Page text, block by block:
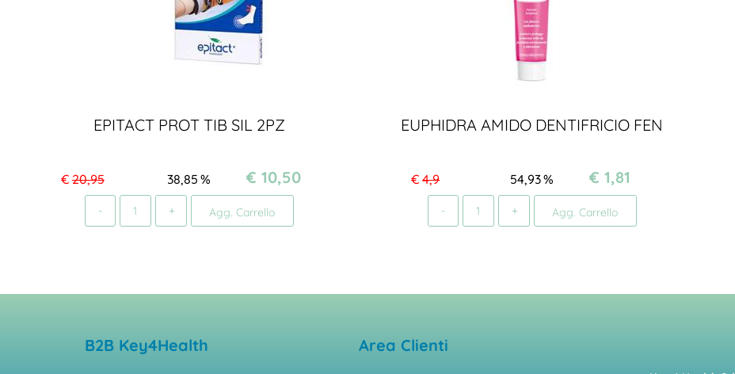
EPITACT PROT TIB SIL 2PZ
€20,95 %
38,85 € 10,50
Agg. Carrello
EUPHIDRA AMIDO DENTIFRICIO FEN
€ 4,9 %
54,93 € 1,81
Agg. Carrello
B2B Key4Health Area Clienti